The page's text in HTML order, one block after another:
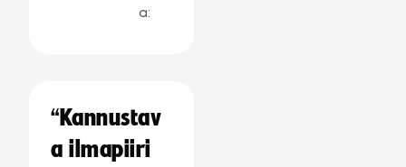
a:
“Kannustav
a ilmapiiri